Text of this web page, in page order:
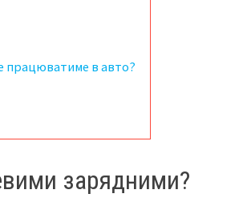
працюватиме в авто?
зарядними?